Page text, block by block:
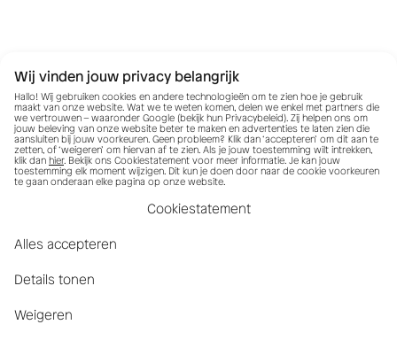
Wij vinden jouw privacy belangrijk
Hallo! Wij gebruiken cookies en andere technologieën om te zien hoe je gebruik
maakt van onze website. Wat we te weten komen, delen we enkel met partners die
we vertrouwen – waaronder Google (bekijk hun Privacybeleid). Zij helpen ons om
jouw beleving van onze website beter te maken en advertenties te laten zien die
aansluiten bij jouw voorkeuren. Geen probleem? Klik dan ‘accepteren’ om dit aan te
zetten, of ‘weigeren’ om hiervan af te zien. Als je jouw toestemming wilt intrekken,
klik dan hier. Bekijk ons Cookiestatement voor meer informatie. Je kan jouw
toestemming elk moment wijzigen. Dit kun je doen door naar de cookie voorkeuren
te gaan onderaan elke pagina op onze website.
Cookiestatement
Alles accepteren
Details tonen
Weigeren